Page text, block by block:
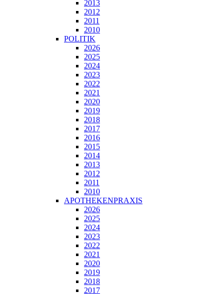
2013
2012
2011
2010
POLITIK
2026
2025
2024
2023
2022
2021
2020
2019
2018
2017
2016
2015
2014
2013
2012
2011
2010
APOTHEKENPRAXIS
2026
2025
2024
2023
2022
2021
2020
2019
2018
2017